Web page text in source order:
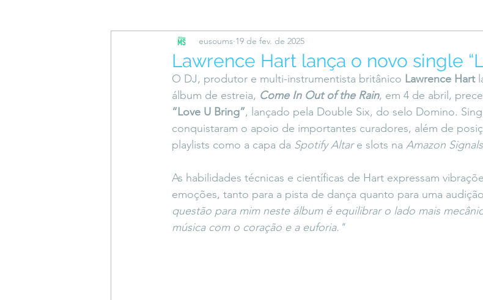
Papo de Mãe #maratonei #setembroamarelo
Coluna do Vasques #DescomplicaLara #entrevista Entre Palavras
DESIMAGINAR Saiba Direito
Lawrence Hart lança o novo single
eusoums 19 de fev. de 2025
O DJ, produtor e multi-instrumentista britânico Lawrence Hart
álbum de estreia, Come In Out of the Rain, em 4 de abril,
“Love U Bring”, lançado pela Double Six, do selo Domino.
conquistaram o apoio de importantes curadores, além de
playlists como a capa da Spotify Altar e slots na Amazon Signals
As habilidades técnicas e científicas de Hart expressam
emoções, tanto para a pista de dança quanto para uma
questão para mim neste álbum é equilibrar o lado mais
música com o coração e a euforia."